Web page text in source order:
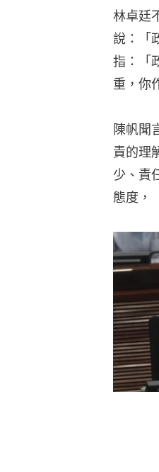
林卓廷
說：「
指：「
重，你
陳帆聞
責的理
少、責
態度，